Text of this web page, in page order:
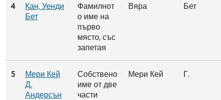
4
Кан, Уенди
Бет
Фамилнот
о име на
първо
място, със
запетая
Вяра Бет
5
Мери Кей
Д.
Андерсън
Собствено
име от две
части
Мери Кей Г.